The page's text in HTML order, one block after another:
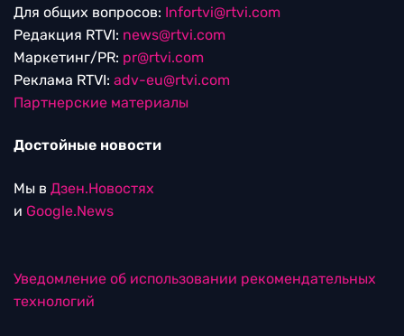
Для общих вопросов: Infortvi@rtvi.com
Редакция RTVI: news@rtvi.com
Маркетинг/PR: pr@rtvi.com
Реклама RTVI: adv-eu@rtvi.com
Партнерские материалы
Достойные новости
Мы в Дзен.Новостях
и Google.News
Уведомление об использовании рекомендательных
технологий